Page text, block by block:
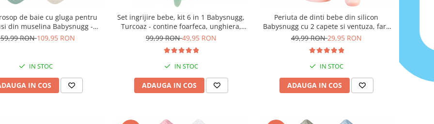
de baie cu gluga pentru
din muselina Babysnugg -
0-3 ani, moale, absorbant,
RON109,95 RON
IN STOC
IN COS
Set ingrijire bebe, kit 6 in 1 Babysnugg,
Turcoaz - contine foarfeca, unghiera,
pila, penseta, termometru apa si betisor
99,99 RON49,95 RON
IN STOC
ADAUGA IN COS
Periuta de dinti bebe din silicon
Babysnugg cu 2 capete si ventuza, fara
BPA, PVC, Latex si Ftalati - Roz
49,99 RON29,95 RON
IN STOC
ADAUGA IN COS